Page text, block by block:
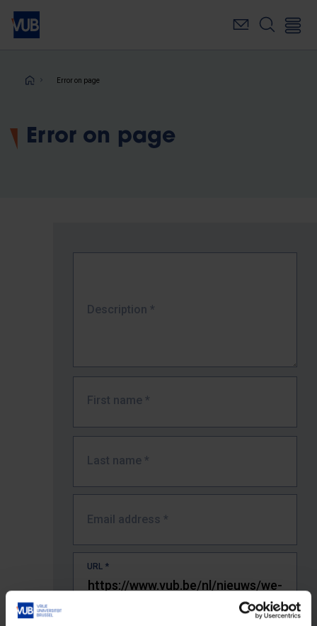
Skip
main
Breadcrumb
Error on page
Error on page
Description *
First name *
Last name *
Email address *
URL *
The full URL of the page where you encountered the error.